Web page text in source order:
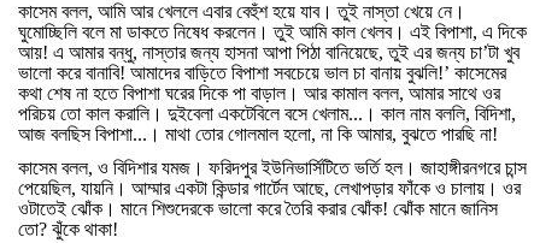
কাসেম বলল, আমি আর খেললে এবার বেহুঁশ হয়ে যাব। তুই নাস্তা খেয়ে নে।
ঘুমোচ্ছিলি বলে মা ডাকতে নিষেধ করলেন। তুই আমি কাল খেলব। এই বিপাশা, এ দিকে
আয়! এ আমার বন্ধু, নাস্তার জন্য হাসনা আপা পিঠা বানিয়েছে,তুই এর জন্য চা’টা খুব
ভালো করে বানাবি! আমাদের বাড়িতে বিপাশা সবচেয়ে ভাল চা বানায় বুঝলি!’ কাসেমের
কথা শেষ না হতে বিপাশা ঘরের দিকে পা বাড়াল। আর কামাল বলল, আমার সাথে ওর
পরিচয় তো কাল করালি। দুইবেলা একটেবিলে বসে খেলাম... । কাল নাম বললি, বিদিশা,
আজ বলছিস বিপাশা... । মাথা তোর গোলমাল হলো, না কি আমার, বুঝতে পারছি না!
কাসেম বলল, ও বিদিশার যমজ। ফরিদপুর ইউনিভার্সিটিতে ভর্তি হল। জাহাঙ্গীরনগরে চান্স
পেয়েছিল, যায়নি। আম্মার একটা কিন্ডার গার্টেন আছে, লেখাপড়ার ফাঁকে ও চালায়। ওর
ওটাতেই ঝোঁক। মানে শিশুদেরকে ভালো করে তৈরি করার ঝোঁক! ঝোঁক মানে জানিস
তো? ঝুঁকে থাকা!